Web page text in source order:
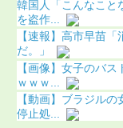
韓国人「こんなこと
を盗作...
【速報】高市早苗
だ。」
【画像】女子のバ
ｗｗｗ...
【動画】ブラジル
停止処...